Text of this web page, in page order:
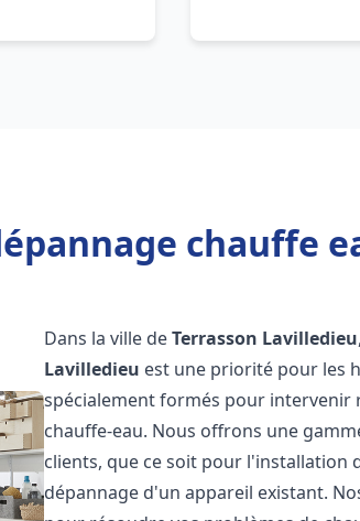
chauffe
Dans la ville deTerrasson Lavilledieu
Lavilledieu est une priorité pour les
spécialement formés pour intervenir
chauffe-eau. Nous offrons une
clients, que ce soit pour l'installation
dépannage d'un appareil existant.